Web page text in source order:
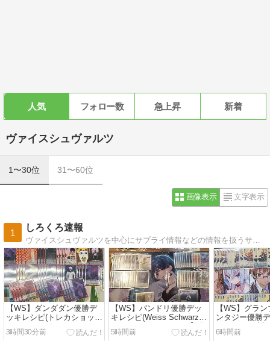
人気 フォロー数 急上昇 新着
ヴァイスシュヴァルツ
1〜30位 31〜60位
画像表示 文字表示
1
しろくろ速報
【WS】ダンダダン優勝デ
ッキレシピ(トレカショップ
ぽよんまる(にゃー クロス
タ取扱開始‼️)【ヴァイスシ
3時間30分前
【WS】バンドリ優勝デッ
キレシピ(Weiss Schwarz
Bandung Community)【ヴ
ァイスシュヴァルツ】
5時間前
【WS】グラ
ンタジー優勝
(TSUTAYA秩
レカ部)【ヴァ
6時間前